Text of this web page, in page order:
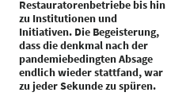
Restauratorenbetriebe bis hin
zu Institutionen und
Initiativen. Die Begeisterung,
dass die denkmal nach der
pandemiebedingten Absage
endlich wieder stattfand, war
zu jeder Sekunde zu spüren.